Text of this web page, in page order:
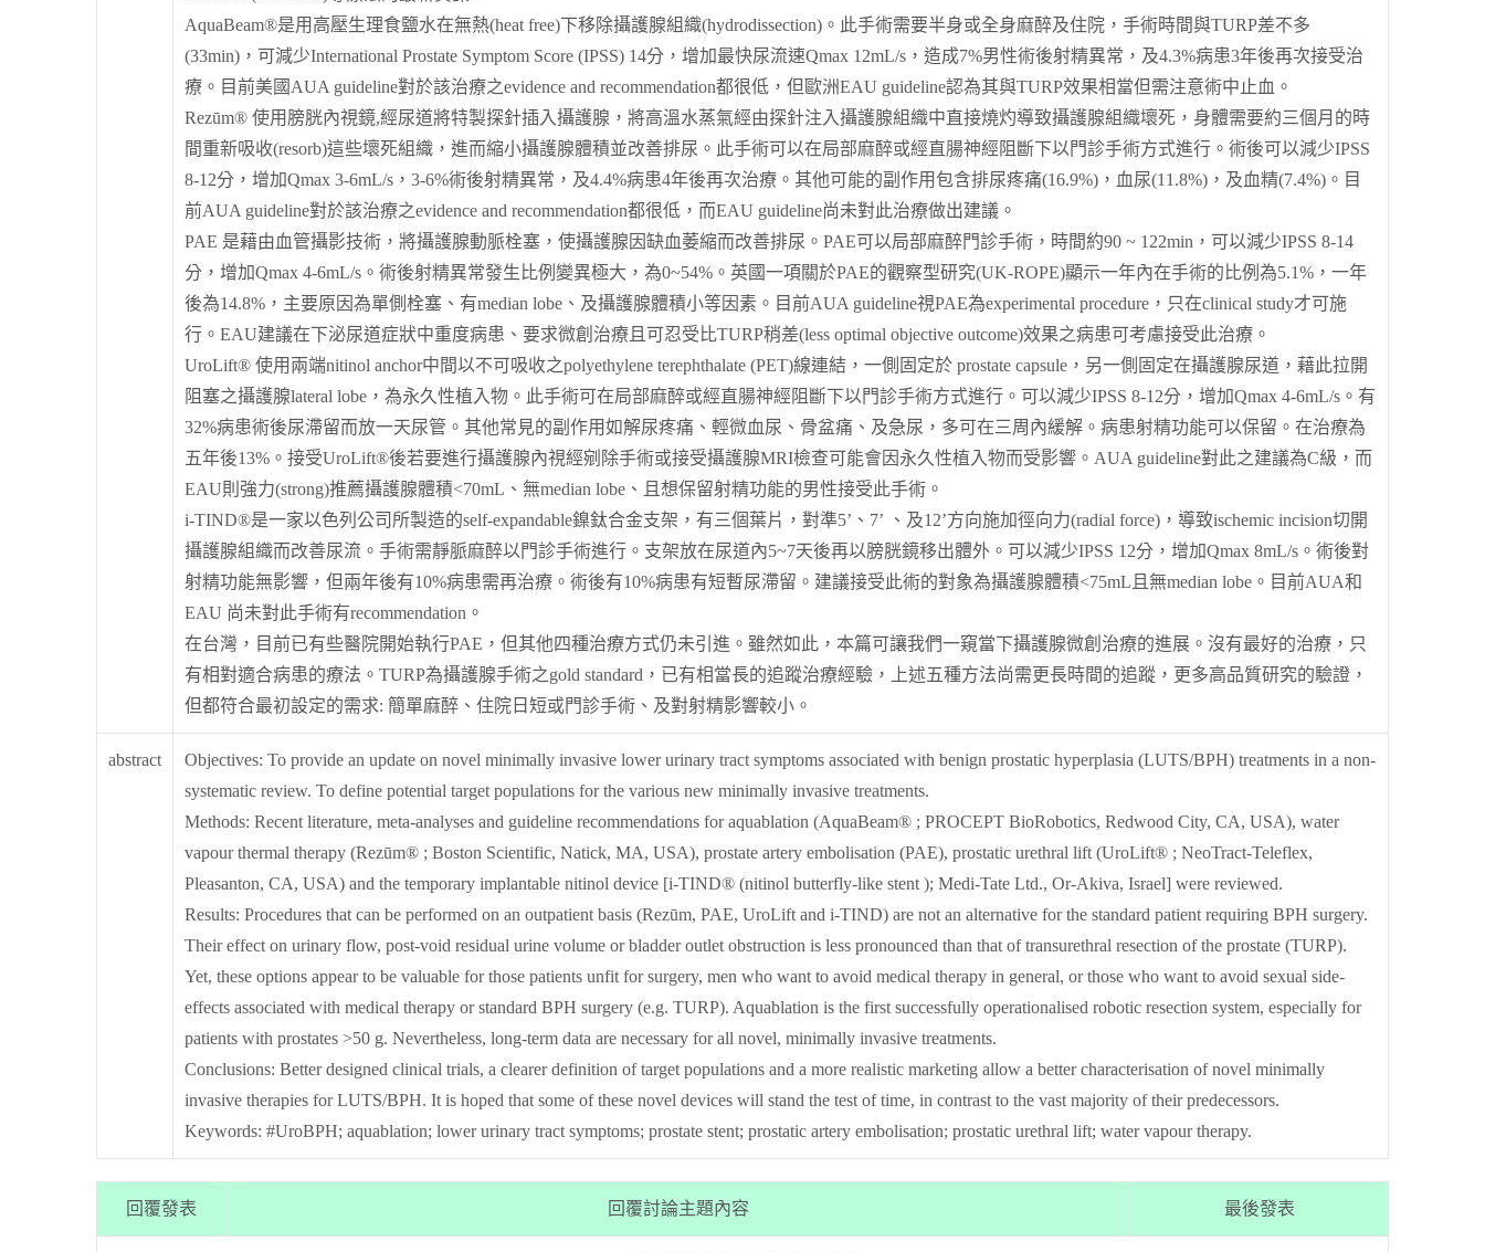
AquaBeam®是用高壓生理食鹽水在無熱(heat free)下移除攝護腺組織(hydrodissection)。此手術需要半身或全身麻醉及住院，手術時間與TURP差不多
(33min)，可減少International Prostate Symptom Score (IPSS) 14分，增加最快尿流速Qmax 12mL/s，造成7%男性術後射精異常，及4.3%病患3年後再次接受治
療。目前美國AUA guideline對於該治療之evidence and recommendation都很低，但歐洲EAU guideline認為其與TURP效果相當但需注意術中止血。
Rezūm® 使用膀胱內視鏡,經尿道將特製探針插入攝護腺，將高溫水蒸氣經由探針注入攝護腺組織中直接燒灼導致攝護腺組織壞死，身體需要約三個月的時
間重新吸收(resorb)這些壞死組織，進而縮小攝護腺體積並改善排尿。此手術可以在局部麻醉或經直腸神經阻斷下以門診手術方式進行。術後可以減少IPSS
8-12分，增加Qmax 3-6mL/s，3-6%術後射精異常，及4.4%病患4年後再次治療。其他可能的副作用包含排尿疼痛(16.9%)，血尿(11.8%)，及血精(7.4%)。目
前AUA guideline對於該治療之evidence and recommendation都很低，而EAU guideline尚未對此治療做出建議。
PAE 是藉由血管攝影技術，將攝護腺動脈栓塞，使攝護腺因缺血萎縮而改善排尿。PAE可以局部麻醉門診手術，時間約90 ~ 122min，可以減少IPSS 8-14
分，增加Qmax 4-6mL/s。術後射精異常發生比例變異極大，為0~54%。英國一項關於PAE的觀察型研究(UK-ROPE)顯示一年內在手術的比例為5.1%，一年
後為14.8%，主要原因為單側栓塞、有median lobe、及攝護腺體積小等因素。目前AUA guideline視PAE為experimental procedure，只在clinical study才可施
行。EAU建議在下泌尿道症狀中重度病患、要求微創治療且可忍受比TURP稍差(less optimal objective outcome)效果之病患可考慮接受此治療。
UroLift® 使用兩端nitinol anchor中間以不可吸收之polyethylene terephthalate (PET)線連結，一側固定於 prostate capsule，另一側固定在攝護腺尿道，藉此拉開
阻塞之攝護腺lateral lobe，為永久性植入物。此手術可在局部麻醉或經直腸神經阻斷下以門診手術方式進行。可以減少IPSS 8-12分，增加Qmax 4-6mL/s。有
32%病患術後尿滯留而放一天尿管。其他常見的副作用如解尿疼痛、輕微血尿、骨盆痛、及急尿，多可在三周內緩解。病患射精功能可以保留。在治療為
五年後13%。接受UroLift®後若要進行攝護腺內視經剜除手術或接受攝護腺MRI檢查可能會因永久性植入物而受影響。AUA guideline對此之建議為C級，而
EAU則強力(strong)推薦攝護腺體積<70mL、無median lobe、且想保留射精功能的男性接受此手術。
i-TIND®是一家以色列公司所製造的self-expandable鎳鈦合金支架，有三個葉片，對準5’、7’ 、及12’方向施加徑向力(radial force)，導致ischemic incision切開
攝護腺組織而改善尿流。手術需靜脈麻醉以門診手術進行。支架放在尿道內5~7天後再以膀胱鏡移出體外。可以減少IPSS 12分，增加Qmax 8mL/s。術後對
射精功能無影響，但兩年後有10%病患需再治療。術後有10%病患有短暫尿滯留。建議接受此術的對象為攝護腺體積<75mL且無median lobe。目前AUA和
EAU 尚未對此手術有recommendation。
在台灣，目前已有些醫院開始執行PAE，但其他四種治療方式仍未引進。雖然如此，本篇可讓我們一窺當下攝護腺微創治療的進展。沒有最好的治療，只
有相對適合病患的療法。TURP為攝護腺手術之gold standard，已有相當長的追蹤治療經驗，上述五種方法尚需更長時間的追蹤，更多高品質研究的驗證，
但都符合最初設定的需求: 簡單麻醉、住院日短或門診手術、及對射精影響較小。
abstract
Objectives: To provide an update on novel minimally invasive lower urinary tract symptoms associated with benign prostatic hyperplasia (LUTS/BPH) treatments in a non-
systematic review. To define potential target populations for the various new minimally invasive treatments.
Methods: Recent literature, meta-analyses and guideline recommendations for aquablation (AquaBeam® ; PROCEPT BioRobotics, Redwood City, CA, USA), water
vapour thermal therapy (Rezūm® ; Boston Scientific, Natick, MA, USA), prostate artery embolisation (PAE), prostatic urethral lift (UroLift® ; NeoTract-Teleflex,
Pleasanton, CA, USA) and the temporary implantable nitinol device [i-TIND® (nitinol butterfly-like stent ); Medi-Tate Ltd., Or-Akiva, Israel] were reviewed.
Results: Procedures that can be performed on an outpatient basis (Rezūm, PAE, UroLift and i-TIND) are not an alternative for the standard patient requiring BPH surgery.
Their effect on urinary flow, post-void residual urine volume or bladder outlet obstruction is less pronounced than that of transurethral resection of the prostate (TURP).
Yet, these options appear to be valuable for those patients unfit for surgery, men who want to avoid medical therapy in general, or those who want to avoid sexual side-
effects associated with medical therapy or standard BPH surgery (e.g. TURP). Aquablation is the first successfully operationalised robotic resection system, especially for
patients with prostates >50 g. Nevertheless, long-term data are necessary for all novel, minimally invasive treatments.
Conclusions: Better designed clinical trials, a clearer definition of target populations and a more realistic marketing allow a better characterisation of novel minimally
invasive therapies for LUTS/BPH. It is hoped that some of these novel devices will stand the test of time, in contrast to the vast majority of their predecessors.
Keywords: #UroBPH; aquablation; lower urinary tract symptoms; prostate stent; prostatic artery embolisation; prostatic urethral lift; water vapour therapy.
回覆發表 回覆討論主題內容 最後發表